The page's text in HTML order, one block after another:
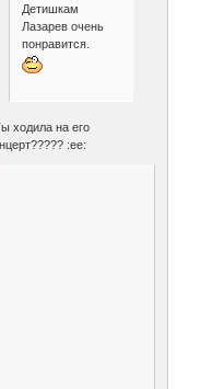
Детишкам
Лазарев очень
понравится.
ходила на его
:ee: